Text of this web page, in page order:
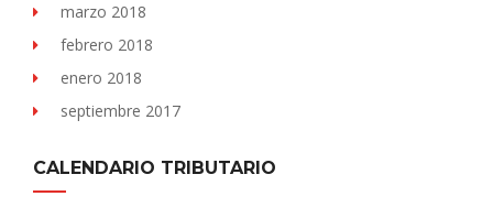
marzo 2018
febrero 2018
enero 2018
septiembre 2017
CALENDARIO TRIBUTARIO